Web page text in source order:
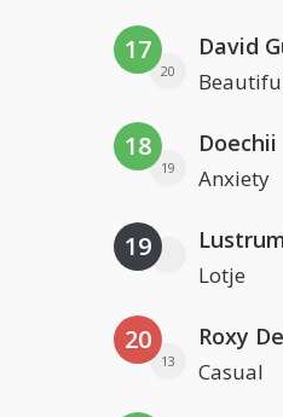
17
20
David
18
19
Doechii
Anxiety
19
Lotje
20
13
Roxy
Casual